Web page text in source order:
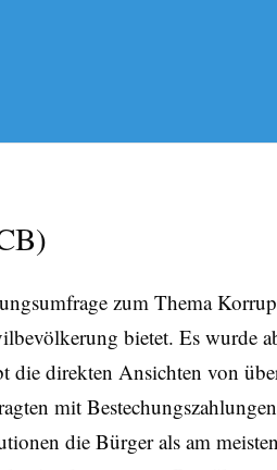
zum Thema
bietet. Es wurde
direkten Ansichten von
mit
die Bürger als am